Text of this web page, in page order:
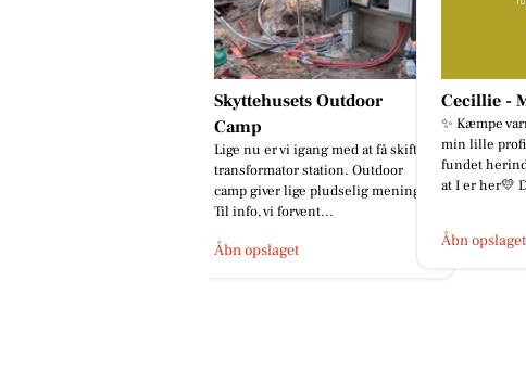
Skyttehusets Outdoor
Camp
Lige nu er vi igang med at få skiftet
transformator station. Outdoor
camp giver lige pludselig mening.
Til info, vi forvent...
Åbn opslaget
Cecillie -
✨ Kæmpe
min lille
fundet
at I er her💛
Åbn opslaget